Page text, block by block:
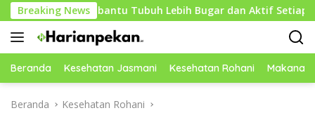
Langsung
ke
konten
Breaking News
Membantu Tubuh Lebih Bugar dan Aktif Setiap Hari
Beranda Kesehatan Jasmani Kesehatan Rohani Makanan
Beranda Kesehatan Rohani